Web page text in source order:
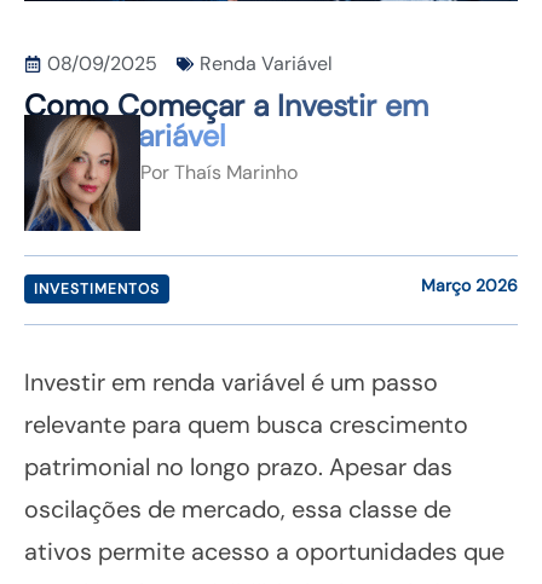
08/09/2025 Renda Variável
Como Começar a Investir em
Renda Variável
PorThaís Marinho
INVESTIMENTOS Março 2026
Investir em renda variável é um passo
relevante para quem busca crescimento
patrimonial no longo prazo. Apesar das
oscilações de mercado, essa classe de
ativos permite acesso a oportunidades que